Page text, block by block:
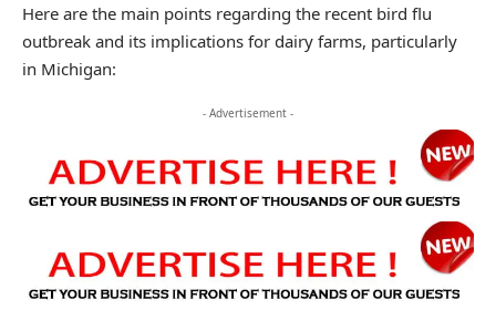
Here are the main points regarding the recent bird flu
outbreak and its implications for dairy farms, particularly
in Michigan:
- Advertisement -